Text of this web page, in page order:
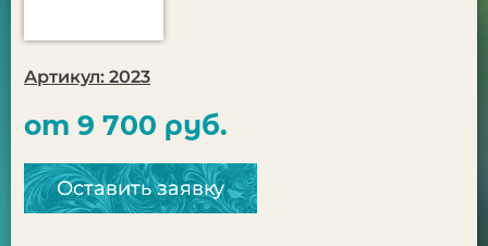
Артикул: 2023
от 9 700 руб.
Оставить заявку